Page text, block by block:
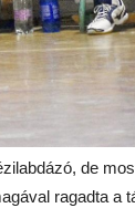
de
ragadta a